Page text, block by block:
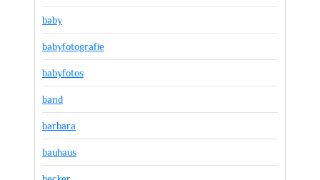
baby
babyfotografie
babyfotos
band
barbara
bauhaus